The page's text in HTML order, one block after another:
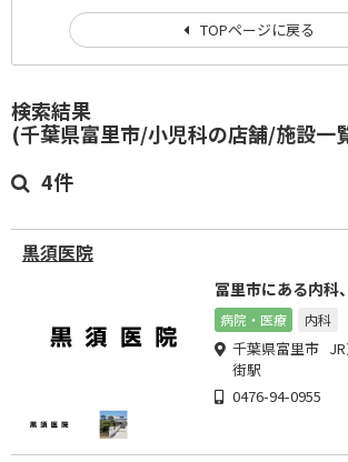
検索結果
(千葉県富里市/小児科の店舗/施設一
4件
黒須医院
冨里市にある内科
病院・医療 内科
千葉県富里市
街駅
0476-94-0955
TOPページに戻る